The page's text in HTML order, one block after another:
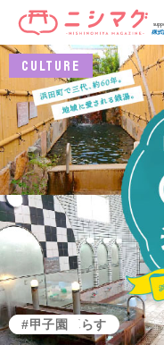
西宮で暮らす
甲子園
CULTURE